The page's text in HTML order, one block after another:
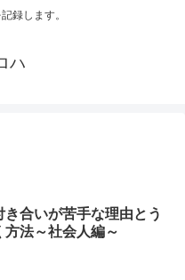
録します。
ハ
き合いが苦手な理由とう
方法～社会人編～